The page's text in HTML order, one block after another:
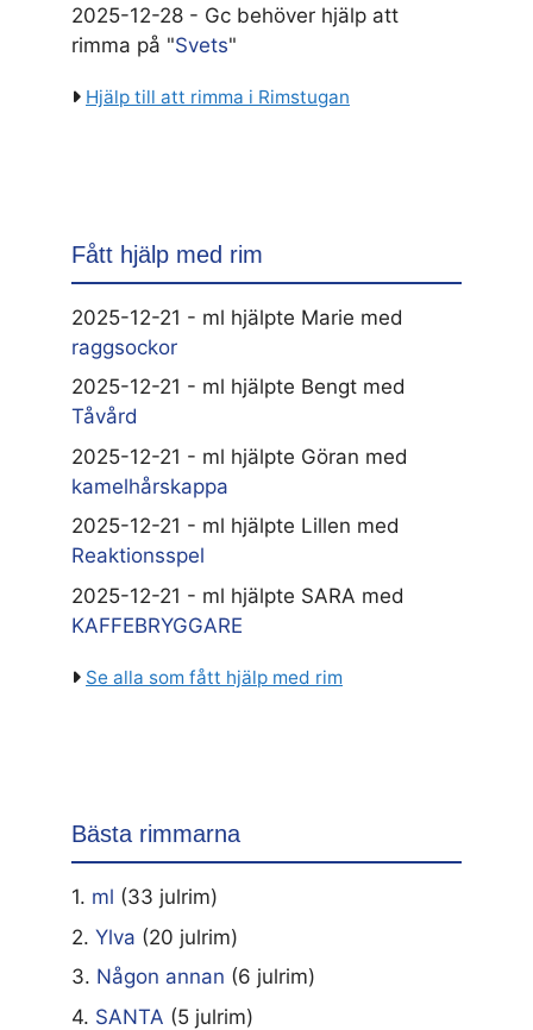
2025-12-28 - Gc behöver hjälp att
rimma på "Svets"
Hjälp till att rimma i Rimstugan
Fått hjälp med rim
2025-12-21 - ml hjälpte Marie med
raggsockor
2025-12-21 - ml hjälpte Bengt med
Tåvård
2025-12-21 - ml hjälpte Göran med
kamelhårskappa
2025-12-21 - ml hjälpte Lillen med
Reaktionsspel
2025-12-21 - ml hjälpte SARA med
KAFFEBRYGGARE
Se alla som fått hjälp med rim
Bästa rimmarna
1. ml (33 julrim)
2. Ylva (20 julrim)
3. Någon annan (6 julrim)
4. SANTA (5 julrim)